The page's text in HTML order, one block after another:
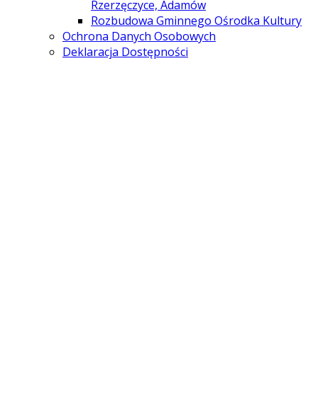
Rzerzęczyce, Adamów
Rozbudowa Gminnego Ośrodka Kultury
Ochrona Danych Osobowych
Deklaracja Dostępności